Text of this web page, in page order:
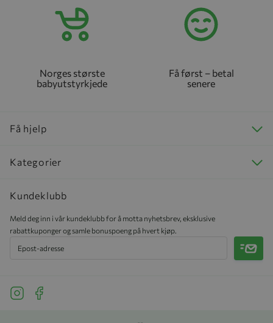
Norges største
babyutstyrkjede
Få først – betal
senere
Få hjelp
Kategorier
Kundeklubb
Meld deg inn i vår kundeklubb for å motta nyhetsbrev, eksklusive
rabattkuponger og samle bonuspoeng på hvert kjøp.
Meld
See our Instagram
See our Facebook